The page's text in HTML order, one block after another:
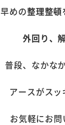
早めの整理整頓
外回り、
普段、なかな
アースがスッ
お気軽にお